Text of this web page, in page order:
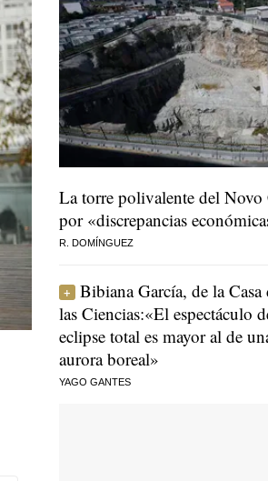
La torre polivalente del Novo
por «discrepancias
R. DOMÍNGUEZ
Bibiana García, de la Casa
las Ciencias:«El espectáculo
eclipse total es mayor al de
aurora boreal»
YAGO GANTES